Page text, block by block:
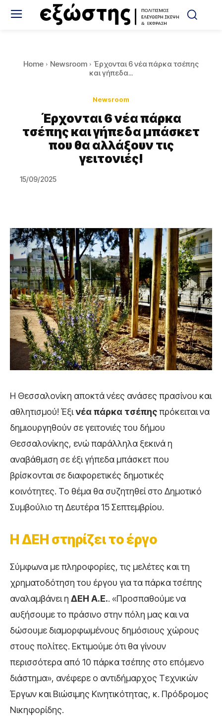
Home Newsroom
Έρχονται 6 νέα πάρκα τσέπης
και γήπεδα...
Newsroom
Έρχονται 6 νέα πάρκα
τσέπης και γήπεδα μπάσκετ
που θα αλλάξουν τις
γειτονιές!
15/09/2025
Η Θεσσαλονίκη αποκτά νέες ανάσες πρασίνου και
αθλητισμού! Έξινέα πάρκα τσέπηςπρόκειται να
δημιουργηθούν σε γειτονιές του δήμου
Θεσσαλονίκης, ενώ παράλληλα ξεκινά η
αναβάθμιση σε έξι γήπεδα μπάσκετ που
βρίσκονται σε διαφορετικές δημοτικές
κοινότητες. Το θέμα θα συζητηθεί στο Δημοτικό
Συμβούλιο τη Δευτέρα 15 Σεπτεμβρίου.
Η ΔΕΗ στηρίζει το έργο
Σύμφωνα με πληροφορίες, τις μελέτες και τη
χρηματοδότηση του έργου για τα πάρκα τσέπης
αναλαμβάνει η ΔΕΗ Α.Ε.. «Προσπαθούμε να
αυξήσουμε το πράσινο στην πόλη μας και να
δώσουμε διαμορφωμένους δημόσιους χώρους
στους πολίτες. Εκτιμούμε ότι θα γίνουν
περισσότερα από 10 πάρκα τσέπης στο επόμενο
διάστημα», ανέφερε ο αντιδήμαρχος Τεχνικών
Έργων και Βιώσιμης Κινητικότητας, κ. Πρόδρομος
Νικηφορίδης.